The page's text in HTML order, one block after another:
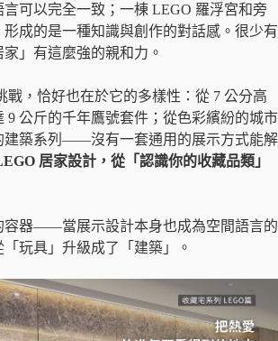
可以完全一致；一棟 LEGO 羅浮宮和旁
成的是一種知識與創作的對話感。很少有
」有這麼強的親和力。
戰，恰好也在於它的多樣性：從 7 公分高
9 公斤的千年鷹號套件；從色彩繽紛的城市
建築系列——沒有一套通用的展示方式能解
居家設計，從「認識你的收藏品類」
容器——當展示設計本身也成為空間語言的
玩具」升級成了「建築」。